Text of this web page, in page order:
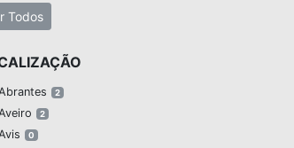
Todos
2
2
0